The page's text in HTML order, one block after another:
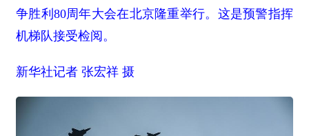
争胜利80周年大会在北京隆重举行。这是预警指挥
机梯队接受检阅。
新华社记者 张宏祥 摄